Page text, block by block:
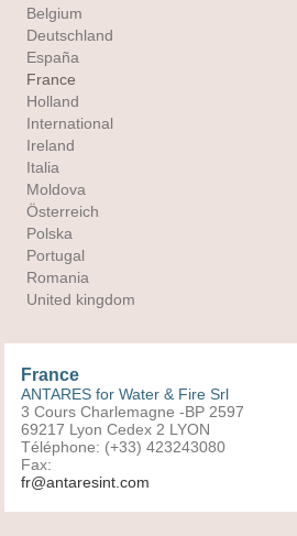
Belgium
Deutschland
España
France
Holland
International
Ireland
Italia
Moldova
Österreich
Polska
Portugal
Romania
United kingdom
France
ANTARES for Water & Fire Srl
3 Cours Charlemagne -BP 2597
69217 Lyon Cedex 2 LYON
Téléphone: (+33) 423243080
Fax:
fr@antaresint.com